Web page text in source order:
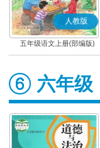
人教版
五年级语文上册(部编版)
六年级